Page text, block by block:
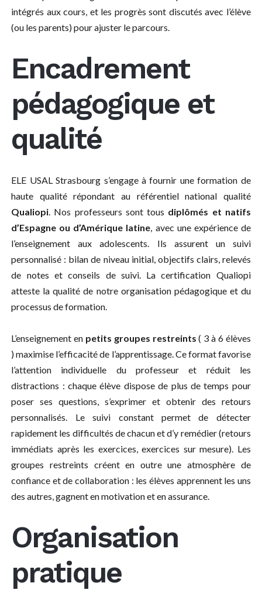
intégrés aux cours, et les progrès sont discutés avec l’élève
(ou les parents) pour ajuster le parcours.
Encadrement
pédagogique et
qualité
ELE USAL Strasbourg s’engage à fournir une formation de
haute qualité répondant au référentiel national qualité
Qualiopi . Nos professeurs sont tous diplômés et natifs
d’Espagne ou d’Amérique latine , avec une expérience de
l’enseignement aux adolescents. Ils assurent un suivi
personnalisé : bilan de niveau initial, objectifs clairs, relevés
de notes et conseils de suivi. La certification Qualiopi
atteste la qualité de notre organisation pédagogique et du
processus de formation.
L’enseignement en petits groupes restreints ( 3 à 6 élèves
) maximise l’efficacité de l’apprentissage. Ce format favorise
l’attention individuelle du professeur et réduit les
distractions : chaque élève dispose de plus de temps pour
poser ses questions, s’exprimer et obtenir des retours
personnalisés. Le suivi constant permet de détecter
rapidement les difficultés de chacun et d’y remédier (retours
immédiats après les exercices, exercices sur mesure). Les
groupes restreints créent en outre une atmosphère de
confiance et de collaboration : les élèves apprennent les uns
des autres, gagnent en motivation et en assurance.
Organisation
pratique